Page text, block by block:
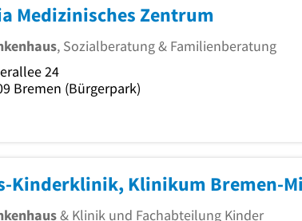
Medizinisches Zentrum
, Sozialberatung & Familienberatung
24
Bremen (Bürgerpark)
Kinderklinik, Klinikum Bremen-
& Klinik und Fachabteilung Kinder